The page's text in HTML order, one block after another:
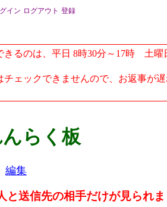
イン ログアウト 登録
るのは、平日 8時30分～17時 土曜
ェックできませんので、お返事が
らく板
編集
と送信先の相手だけが見られま